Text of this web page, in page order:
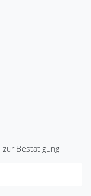
zur Bestätigung